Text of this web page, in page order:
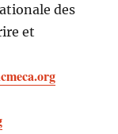
des
et